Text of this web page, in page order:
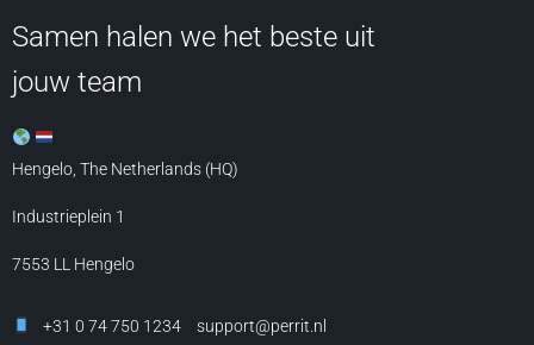
Samen halen we het beste uit
jouw team
Hengelo, The Netherlands (HQ)
Industrieplein 1
7553 LL Hengelo
+31 0 74 750 1234 support@perrit.nl